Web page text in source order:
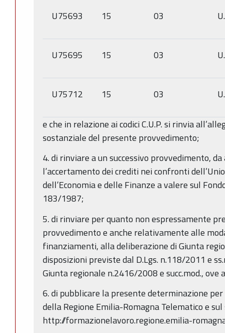
U75693 15 03
U75695 15 03
U75712 15 03
e che in relazione ai codici C.U.P. si rinvia
sostanziale del presente provvedimento;
4. di rinviare a un successivo provvedimento,
l’accertamento dei crediti nei confronti
dell’Economia e delle Finanze a valere sul
183/1987;
5. di rinviare per quanto non espressamente
provvedimento e anche relativamente alle
finanziamenti, alla deliberazione di Giunta
disposizioni previste dal D.Lgs. n.118/2011 e
Giunta regionale n.2416/2008 e succ.mod.,
6. di pubblicare la presente determinazione
della Regione Emilia-Romagna Telematico e
http://formazionelavoro.regione.emilia-